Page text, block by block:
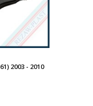
2003 - 2010